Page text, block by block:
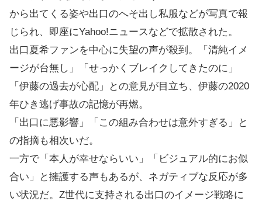
から出てくる姿や出口のへそ出し私服などが写真で報
じられ、即座にYahoo!ニュースなどで拡散された。
出口夏希ファンを中心に失望の声が殺到。「清純イメ
ージが台無し」「せっかくブレイクしてきたのに」
「伊藤の過去が心配」との意見が目立ち、伊藤の2020
年ひき逃げ事故の記憶が再燃。
「出口に悪影響」「この組み合わせは意外すぎる」と
の指摘も相次いだ。
一方で「本人が幸せならいい」「ビジュアル的にお似
合い」と擁護する声もあるが、ネガティブな反応が多
い状況だ。Z世代に支持される出口のイメージ戦略に